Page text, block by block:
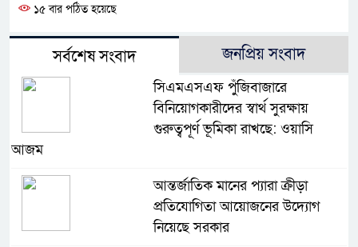
১৫ বার পঠিত হয়েছে
সর্বশেষ সংবাদ জনপ্রিয় সংবাদ
সিএমএসএফ পুঁজিবাজারে
বিনিয়োগকারীদের স্বার্থ সুরক্ষায়
গুরুত্বপূর্ণ ভূমিকা রাখছে: ওয়াসি
আজম
আন্তর্জাতিক মানের প্যারা ক্রীড়া
প্রতিযোগিতা আয়োজনের উদ্যোগ
নিয়েছে সরকার